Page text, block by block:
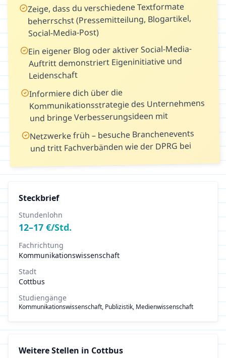
Zeige, dass du verschiedene Textformate
beherrschst (Pressemitteilung, Blogartikel,
Social-Media-Post)
Ein eigener Blog oder aktiver Social-Media-
Auftritt demonstriert Eigeninitiative und
Leidenschaft
Informiere dich über die
Kommunikationsstrategie des Unternehmens
und bringe Verbesserungsideen mit
Netzwerke früh – besuche Branchenevents
und tritt Fachverbänden wie der DPRG bei
Steckbrief
Stundenlohn
12–17 €/Std.
Fachrichtung
Kommunikationswissenschaft
Stadt
Cottbus
Studiengänge
Kommunikationswissenschaft, Publizistik, Medienwissenschaft
Weitere Stellen in Cottbus